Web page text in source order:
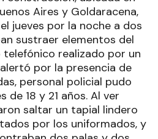
Aires y Goldaracena,
jueves por la noche a dos
sustraer elementos del
telefónico realizado por un
por la presencia de
personal policial pudo
de 18 y 21 años. Al ver
saltar un tapial lindero
por los uniformados, y